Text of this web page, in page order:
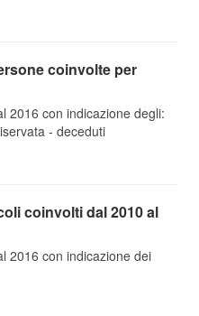
coinvolte per
2016 con indicazione degli:
- deceduti
coinvolti dal 2010 al
2016 con indicazione dei